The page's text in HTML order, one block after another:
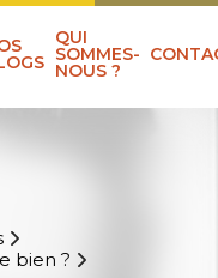
QUI
SOMMES-
NOUS ?
bien ?